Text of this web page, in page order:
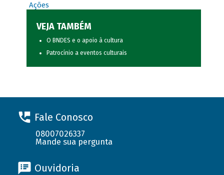
Ações
VEJA TAMBÉM
O BNDES e o apoio à cultura
Patrocínio a eventos culturais
Fale Conosco
08007026337
Mande sua pergunta
Ouvidoria